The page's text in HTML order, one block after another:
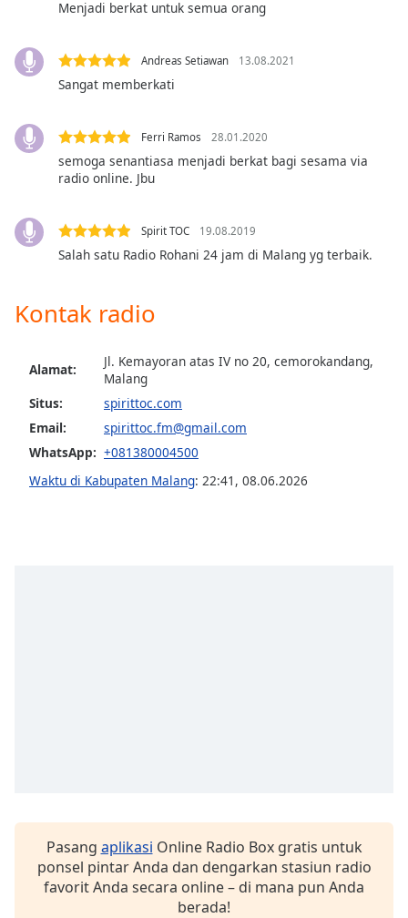
Close
Modal
dialog
window.
Menjadi berkat untuk semua orang
Andreas Setiawan 13.08.2021
Sangat memberkati
Ferri Ramos 28.01.2020
semoga senantiasa menjadi berkat bagi sesama via
radio online. Jbu
Spirit TOC 19.08.2019
Salah satu Radio Rohani 24 jam di Malang yg terbaik.
Kontak radio
Alamat:
Jl. Kemayoran atas IV no 20, cemorokandang,
Malang
Situs:
spirittoc.com
Email:
spirittoc.fm@gmail.com
WhatsApp: +081380004500
Waktu di Kabupaten Malang: 22:41 , 08.06.2026
Pasang aplikasi Online Radio Box gratis untuk
ponsel pintar Anda dan dengarkan stasiun radio
favorit Anda secara online – di mana pun Anda
berada!